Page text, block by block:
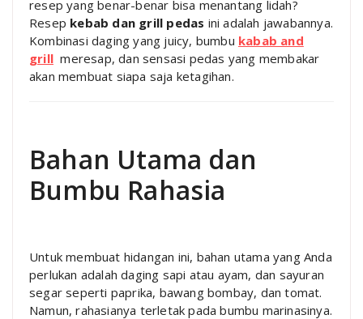
resep yang benar-benar bisa menantang lidah?
Resep kebab dan grill pedas ini adalah jawabannya.
Kombinasi daging yang juicy, bumbu kabab and
grill meresap, dan sensasi pedas yang membakar
akan membuat siapa saja ketagihan.
Bahan Utama dan
Bumbu Rahasia
Untuk membuat hidangan ini, bahan utama yang Anda
perlukan adalah daging sapi atau ayam, dan sayuran
segar seperti paprika, bawang bombay, dan tomat.
Namun, rahasianya terletak pada bumbu marinasinya.